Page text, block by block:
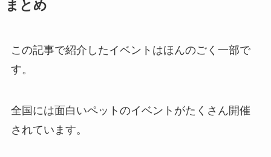
まとめ
この記事で紹介したイベントはほんのごく一部で
す。
全国には面白いペットのイベントがたくさん開催
されています。